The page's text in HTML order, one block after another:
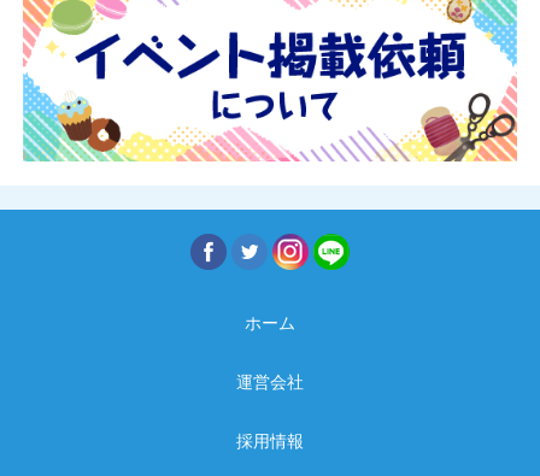
ホーム
運営会社
採用情報